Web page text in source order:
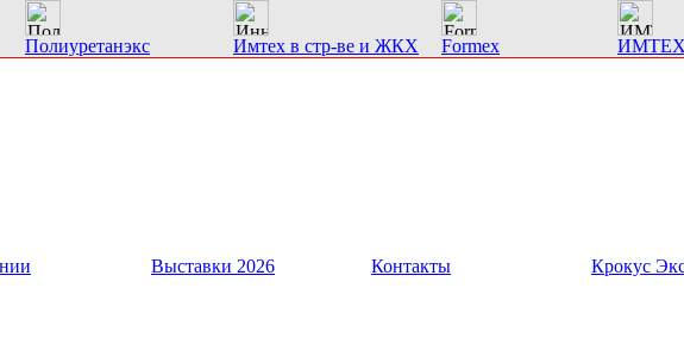
Полиуретанэкс Имтех в стр-ве и ЖКХ Formex ИМТЕХ
Выставки 2026 Контакты Крокус